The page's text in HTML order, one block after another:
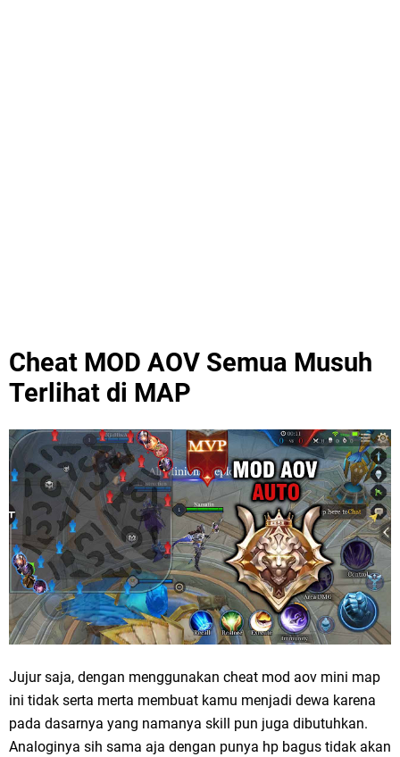
Cheat MOD AOV Semua Musuh
Terlihat di MAP
Jujur saja, dengan menggunakan cheat mod aov mini map
ini tidak serta merta membuat kamu menjadi dewa karena
pada dasarnya yang namanya skill pun juga dibutuhkan.
Analoginya sih sama aja dengan punya hp bagus tidak akan